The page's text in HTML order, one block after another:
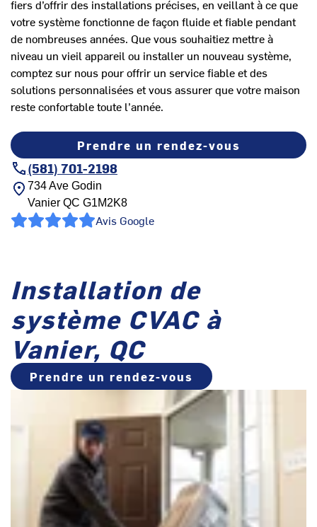
fiers d’offrir des installations précises, en veillant à ce que
votre système fonctionne de façon fluide et fiable pendant
de nombreuses années. Que vous souhaitiez mettre à
niveau un vieil appareil ou installer un nouveau système,
comptez sur nous pour offrir un service fiable et des
solutions personnalisées et vous assurer que votre maison
reste confortable toute l’année.
Prendre un rendez-vous
(581) 701-2198
734 Ave Godin
Vanier QC G1M2K8
Avis Google
Installation de
système CVAC à
Vanier, QC
Prendre un rendez-vous